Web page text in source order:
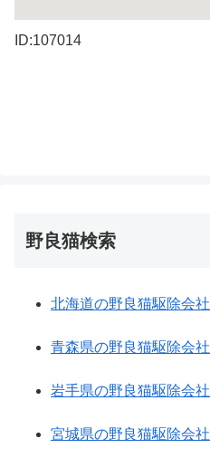
ID:107014
野良猫検索
北海道の野良猫駆除会社
青森県の野良猫駆除会社
岩手県の野良猫駆除会社
宮城県の野良猫駆除会社